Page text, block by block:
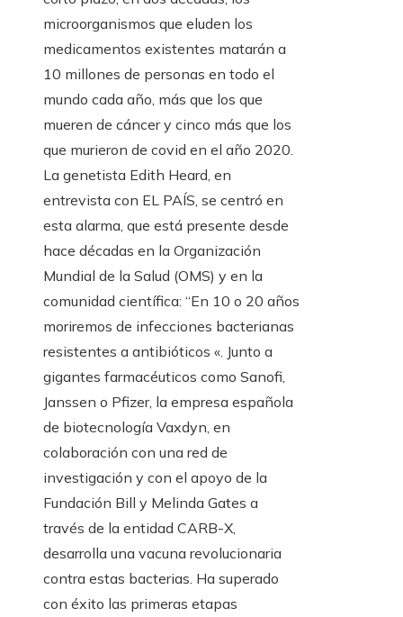
microorganismos que eluden los
medicamentos existentes matarán a
10 millones de personas en todo el
mundo cada año, más que los que
mueren de cáncer y cinco más que los
que murieron de covid en el año 2020.
La genetista Edith Heard, en
entrevista con EL PAÍS, se centró en
esta alarma, que está presente desde
hace décadas en la Organización
Mundial de la Salud (OMS) y en la
comunidad científica: “En 10 o 20 años
moriremos de infecciones bacterianas
resistentes a antibióticos «. Junto a
gigantes farmacéuticos como Sanofi,
Janssen o Pfizer, la empresa española
de biotecnología Vaxdyn, en
colaboración con una red de
investigación y con el apoyo de la
Fundación Bill y Melinda Gates a
través de la entidad CARB-X,
desarrolla una vacuna revolucionaria
contra estas bacterias. Ha superado
con éxito las primeras etapas